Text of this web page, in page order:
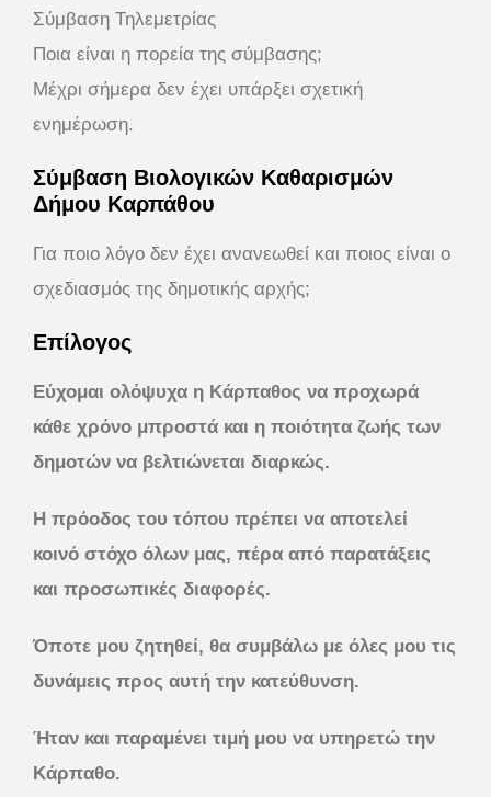
Σύμβαση Τηλεμετρίας
Ποια είναι η πορεία της σύμβασης;
Μέχρι σήμερα δεν έχει υπάρξει σχετική
ενημέρωση.
Σύμβαση Βιολογικών Καθαρισμών
Δήμου Καρπάθου
Για ποιο λόγο δεν έχει ανανεωθεί και ποιος είναι ο
σχεδιασμός της δημοτικής αρχής;
Επίλογος
Εύχομαι ολόψυχα η Κάρπαθος να προχωρά
κάθε χρόνο μπροστά και η ποιότητα ζωής των
δημοτών να βελτιώνεται διαρκώς.
Η πρόοδος του τόπου πρέπει να αποτελεί
κοινό στόχο όλων μας, πέρα από παρατάξεις
και προσωπικές διαφορές.
Όποτε μου ζητηθεί, θα συμβάλω με όλες μου τις
δυνάμεις προς αυτή την κατεύθυνση.
Ήταν και παραμένει τιμή μου να υπηρετώ την
Κάρπαθο.